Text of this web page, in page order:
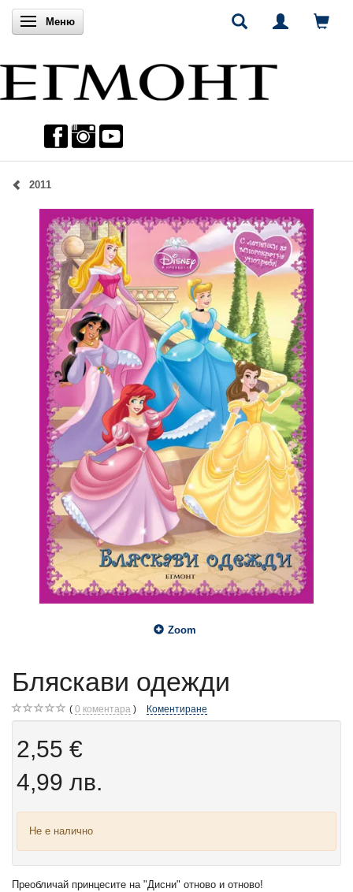
Включи навигацията
Меню
2011
Zoom
Бляскави одежди
0 коментара Коментиране
2,55 €
4,99 лв.
Не е налично
Преобличай принцесите на "Дисни" отново и отново!